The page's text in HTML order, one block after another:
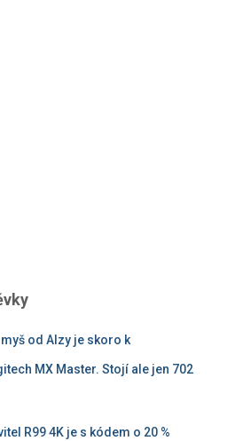
od Alzy je skoro k
MX Master. Stojí ale jen 702
R99 4K je s kódem o 20 %